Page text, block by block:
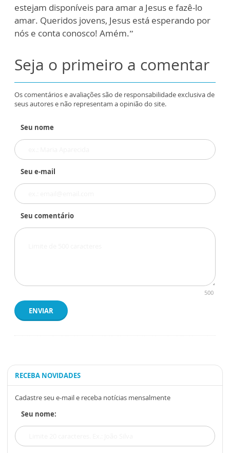
estejam disponíveis para amar a Jesus e fazê-lo
amar. Queridos jovens, Jesus está esperando por
nós e conta conosco! Amém.”
Seja o primeiro a comentar
Os comentários e avaliações são de responsabilidade exclusiva de
seus autores e não representam a opinião do site.
Seu nome
Seu e-mail
Seu comentário
500
ENVIAR
RECEBA NOVIDADES
Cadastre seu e-mail e receba notícias mensalmente
Seu nome: